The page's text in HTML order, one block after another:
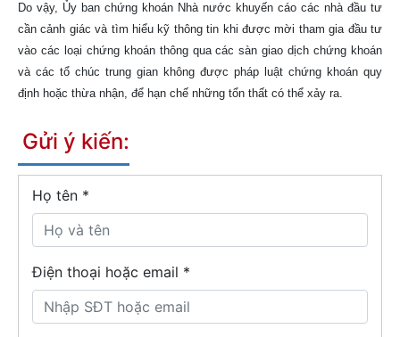
Do vậy, Ủy ban chứng khoán Nhà nước khuyến cáo các nhà đầu tư
cần cảnh giác và tìm hiểu kỹ thông tin khi được mời tham gia đầu tư
vào các loại chứng khoán thông qua các sàn giao dịch chứng khoán
và các tổ chúc trung gian không được pháp luật chứng khoán quy
định hoặc thừa nhận, để hạn chế những tổn thất có thể xảy ra.
Gửi ý kiến:
Họ tên *
Điện thoại hoặc email *